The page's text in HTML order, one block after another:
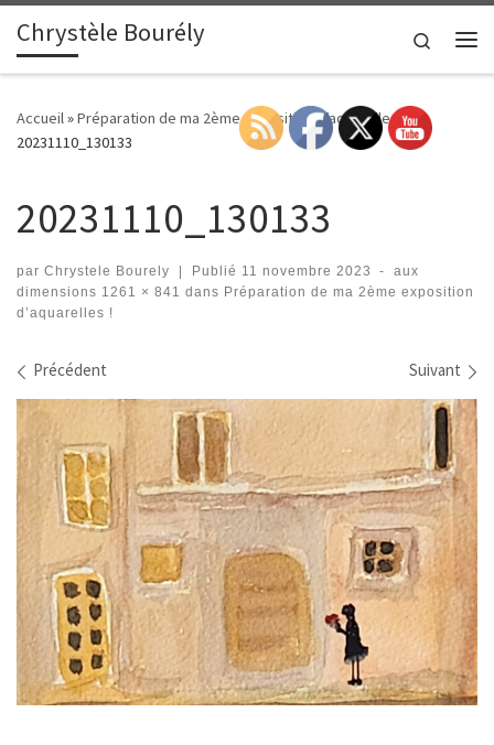
Passer au contenu
Chrystèle Bourély
Search
Accueil»Préparation de ma 2ème exposition d’aquarelles !»
20231110_130133
20231110_130133
par Chrystele Bourely | Publié 11 novembre 2023 -
aux
dimensions 1261 × 841 dans Préparation de ma 2ème exposition
d’aquarelles !
Navigation des images
Précédent Suivant